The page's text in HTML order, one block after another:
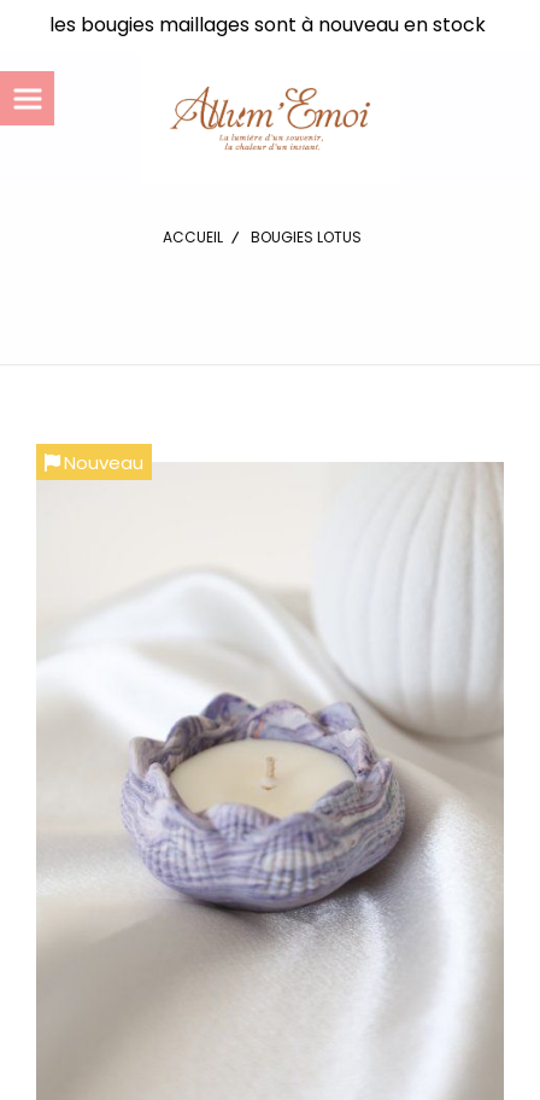
les bougies maillages sont à nouveau en stock
ACCUEIL BOUGIES LOTUS
Nouveau